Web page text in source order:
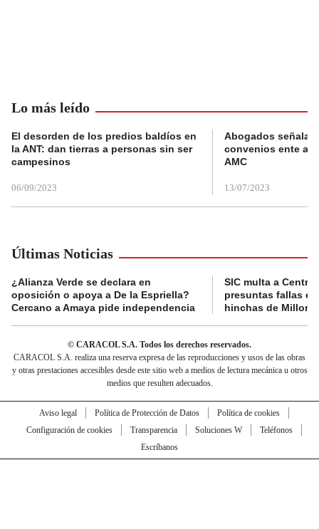
Lo más leído
El desorden de los predios baldíos en
la ANT: dan tierras a personas sin ser
campesinos
06/09/2023
Abogados
convenios ente
AMC
13/07/2023
Últimas Noticias
¿Alianza Verde se declara en
oposición o apoya a De la Espriella?
Cercano a Amaya pide independencia
SIC multa a
presuntas fallas
hinchas de
© CARACOL S.A. Todos los derechos reservados.
CARACOL S.A. realiza una reserva expresa de las reproducciones y usos de las obras
y otras prestaciones accesibles desde este sitio web a medios de lectura mecánica u otros
medios que resulten adecuados.
Aviso legal Política de Protección de Datos
Política de cookies
Configuración de cookies
Transparencia Soluciones W
Teléfonos
Escríbanos